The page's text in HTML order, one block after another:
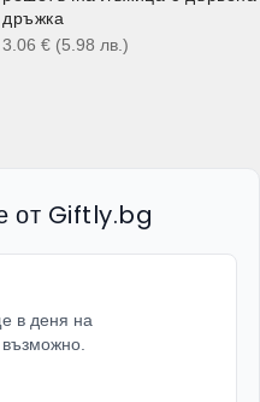
дръжка
3.06 € (5.98 лв. )
от Giftly.bg
в деня на